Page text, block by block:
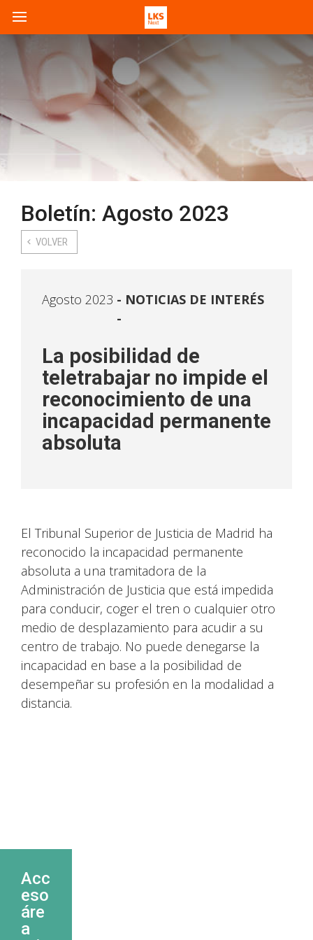
Boletín: Agosto 2023
VOLVER
Agosto 2023
NOTICIAS DE INTERÉS
-
La posibilidad de
teletrabajar no impide el
reconocimiento de una
incapacidad permanente
absoluta
El Tribunal Superior de Justicia de Madrid ha
reconocido la incapacidad permanente
absoluta a una tramitadora de la
Administración de Justicia que está impedida
para conducir, coger el tren o cualquier otro
medio de desplazamiento para acudir a su
centro de trabajo. No puede denegarse la
incapacidad en base a la posibilidad de
desempeñar su profesión en la modalidad a
distancia.
Acc
eso
áre
a